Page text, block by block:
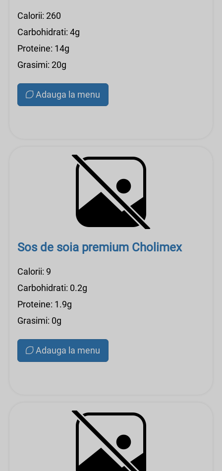
Calorii: 260
Carbohidrati: 4g
Proteine: 14g
Grasimi: 20g
Adauga la menu
Sos de soia premium Cholimex
Calorii: 9
Carbohidrati: 0.2g
Proteine: 1.9g
Grasimi: 0g
Adauga la menu